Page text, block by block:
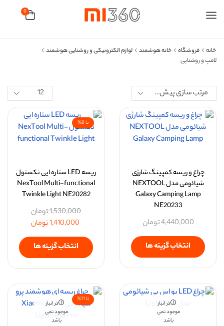
0
خانه فروشگاه خانه هوشمند
لوازم الکترونیکی و روشنایی هوشمند
لامپ و روشنایی
چراغ و ریسه کمپینگ شارژی
شیائومی مدل NEXTOOL
Galaxy Camping Lamp
NE20233
4,440,000تومان
انتخاب گزینه ها
تا 8%
ریسه LED ستاره ایی نکستول
NexTool Multi-functional
Twinkle Light NE20282
1,530,000تومان
1,410,000تومان
انتخاب گزینه ها
در انبار
موجود نمی
باشد
تا 11%
در انبار
موجود نمی
باشد